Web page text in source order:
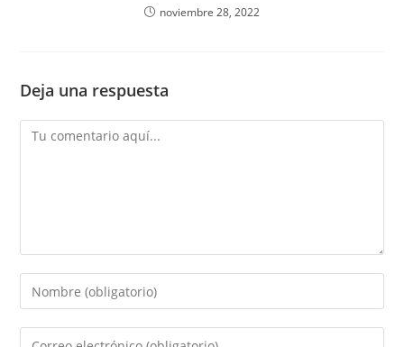
noviembre 28, 2022
Deja una respuesta